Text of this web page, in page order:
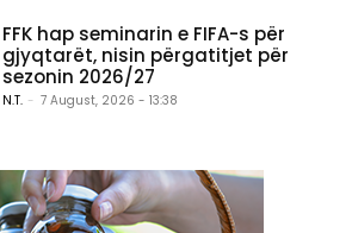
FFK hap seminarin e FIFA-s për
gjyqtarët, nisin përgatitjet për
sezonin 2026/27
N.T. - 7 August, 2026 - 13:38